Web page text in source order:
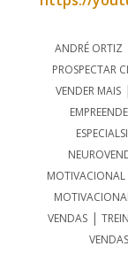
ANDRÉ ORTIZ
PROSPECTAR
VENDER MAIS|
MOTIVACIONAL
VENDAS |
VENDAS